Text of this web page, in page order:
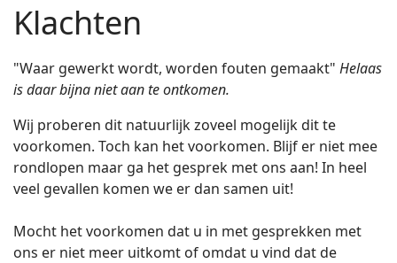
Klachten
"Waar gewerkt wordt, worden fouten gemaakt" Helaas
is daar bijna niet aan te ontkomen.
Wij proberen dit natuurlijk zoveel mogelijk dit te
voorkomen. Toch kan het voorkomen. Blijf er niet mee
rondlopen maar ga het gesprek met ons aan! In heel
veel gevallen komen we er dan samen uit!
Mocht het voorkomen dat u in met gesprekken met
ons er niet meer uitkomt of omdat u vind dat de